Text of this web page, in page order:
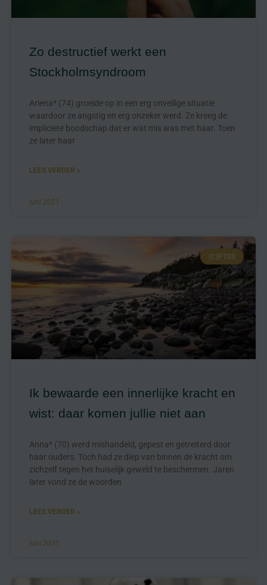
Zo destructief werkt een
Stockholmsyndroom
Ariena* (74) groeide op in een erg onveilige situatie
waardoor ze angstig en erg onzeker werd. Ze kreeg de
impliciete boodschap dat er wat mis was met haar. Toen
ze later haar
LEES VERDER »
juni 2021
(C)PTSS
Ik bewaarde een innerlijke kracht en
wist: daar komen jullie niet aan
Anna* (70) werd mishandeld, gepest en getreiterd door
haar ouders. Toch had ze diep van binnen de kracht om
zichzelf tegen het huiselijk geweld te beschermen. Jaren
later vond ze de woorden
LEES VERDER »
juni 2021